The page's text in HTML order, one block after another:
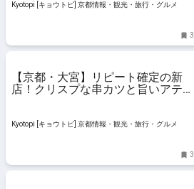
Kyotopi [キョウトピ] 京都情報・観光・旅行・グルメ
3
【京都・大宮】リピート確定の新
店！クリスプな串カツと旨いアテに
Kyotopi [キョウトピ] 京都情報・観光・旅行・グルメ
3